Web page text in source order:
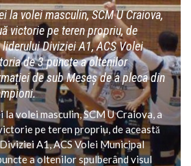
la volei masculin, SCM U Craiova,
victorie pe teren propriu, de
Diviziei A1, ACS Volei
de 3 puncte a oltenilor
de sub Meseș de a pleca din
la volei masculin, SCM U Craiova, a
pe teren propriu, de această
A1, ACS Volei Municipal
a oltenilor spulberând visul